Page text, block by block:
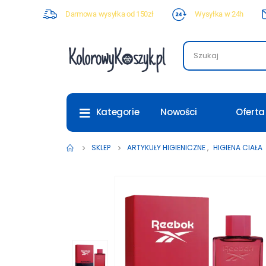
Darmowa wysyłka od 150zł Wysyłka w 24h
Kategorie Nowości
SKLEP ARTYKUŁY HIGIENICZNE, HIGIENA CIAŁA